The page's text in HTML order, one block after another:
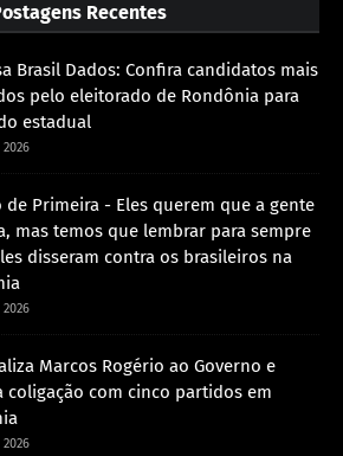
Recentes
Brasil Dados: Confira candidatos mais
pelo eleitorado de Rondônia para
estadual
de Primeira - Eles querem que a gente
mas temos que lembrar para sempre
disseram contra os brasileiros na
Marcos Rogério ao Governo e
coligação com cinco partidos em